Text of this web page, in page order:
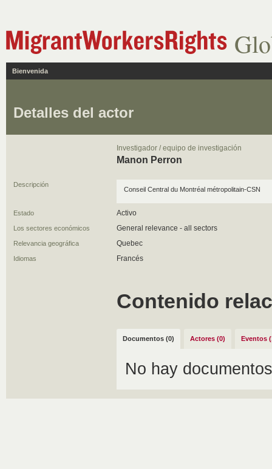
Bienvenida
Detalles del actor
Investigador / equipo de investigación
Manon Perron
Descripción
Conseil Central du Montréal métropolitain-CSN
Estado Activo
Los sectores económicos General relevance - all sectors
Relevancia geográfica Quebec
Idiomas Francés
Contenido
Documentos (0) Actores (0) Eventos
No hay